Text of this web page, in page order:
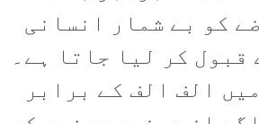
کو بے شمار انسانی
قبول کر لیا جاتا ہے۔
الف الف کے برابر